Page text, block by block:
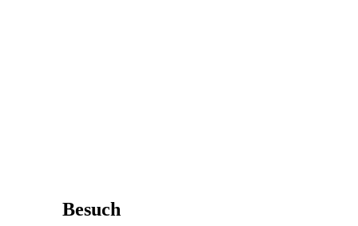
Besuch